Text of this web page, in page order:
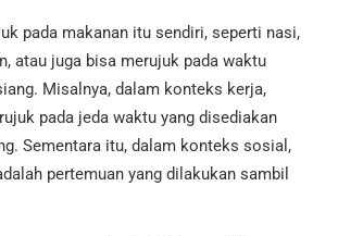
pada makanan itu sendiri, seperti nasi,
atau juga bisa merujuk pada waktu
Misalnya, dalam konteks kerja,
pada jeda waktu yang disediakan
Sementara itu, dalam konteks sosial,
pertemuan yang dilakukan sambil